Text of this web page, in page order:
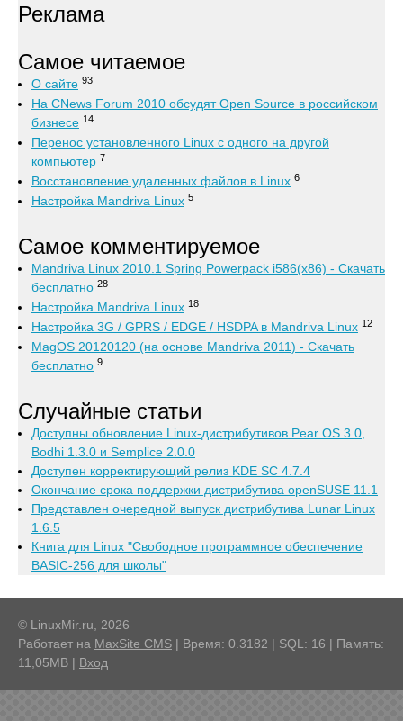
Реклама
Самое читаемое
О сайте 93
На CNews Forum 2010 обсудят Open Source в российском
бизнесе 14
Перенос установленного Linux с одного на другой
компьютер 7
Восстановление удаленных файлов в Linux 6
Настройка Mandriva Linux 5
Самое комментируемое
Mandriva Linux 2010.1 Spring Powerpack i586(x86) - Скачать
бесплатно 28
Настройка Mandriva Linux 18
Настройка 3G / GPRS / EDGE / HSDPA в Mandriva Linux 12
MagOS 20120120 (на основе Mandriva 2011) - Скачать
бесплатно 9
Случайные статьи
Доступны обновление Linux-дистрибутивов Pear OS 3.0,
Bodhi 1.3.0 и Semplice 2.0.0
Доступен корректирующий релиз KDE SC 4.7.4
Окончание срока поддержки дистрибутива openSUSE 11.1
Представлен очередной выпуск дистрибутива Lunar Linux
1.6.5
Книга для Linux "Свободное программное обеспечение
BASIC-256 для школы"
© LinuxMir.ru, 2026
Работает на MaxSite CMS | Время: 0.3182 | SQL: 16 | Память:
11,05MB | Вход